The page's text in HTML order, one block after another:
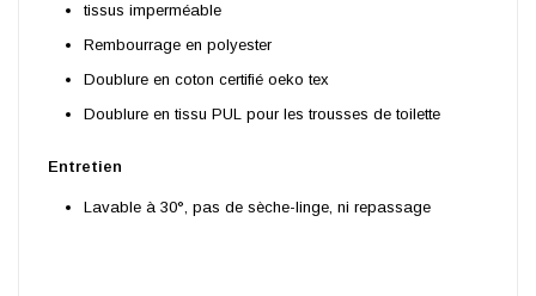
tissus imperméable
Rembourrage en polyester
Doublure en coton certifié oeko tex
Doublure en tissu PUL pour les trousses de toilette
Entretien
Lavable à 30°, pas de sèche-linge, ni repassage